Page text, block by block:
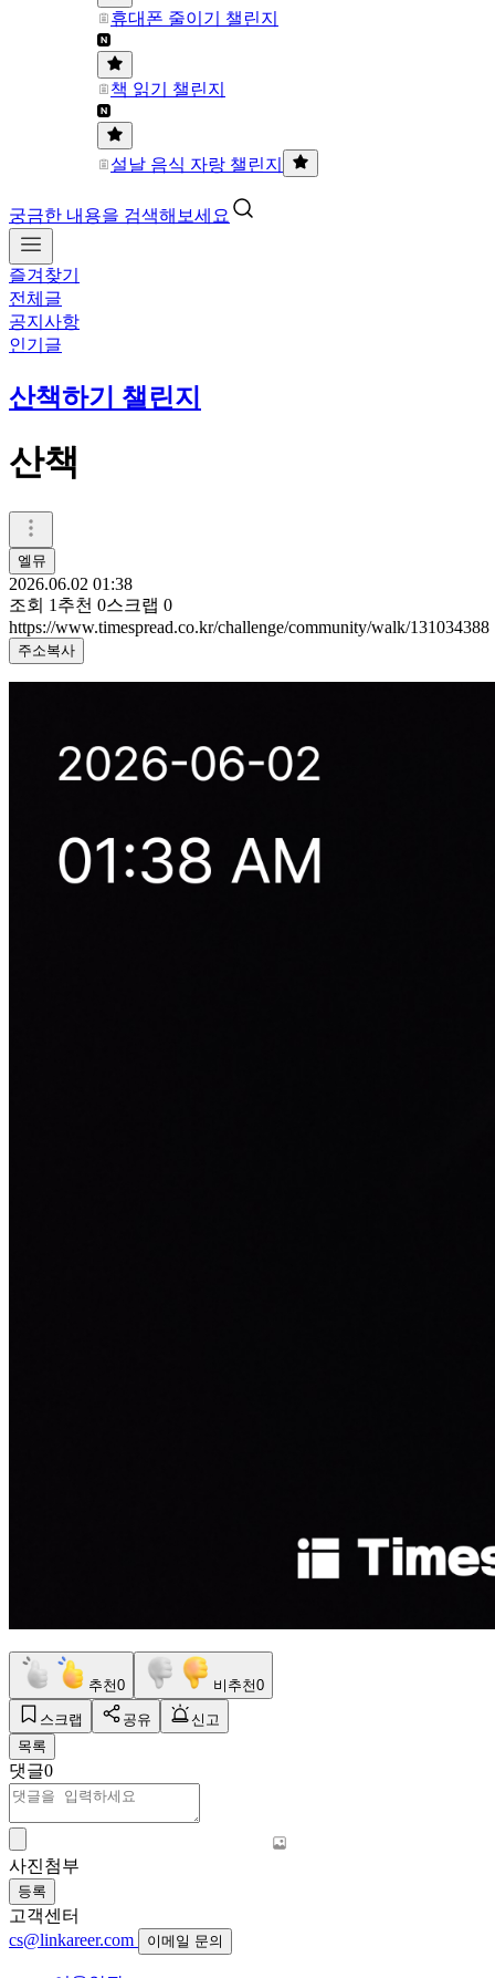
휴대폰 줄이기 챌린지
책 읽기 챌린지
설날 음식 자랑 챌린지
궁금한 내용을 검색해보세요
즐겨찾기
전체글
공지사항
인기글
산책하기 챌린지
산책
엘뮤
2026.06.02 01:38
조회 1 추천 0스크랩 0
https://www.timespread.co.kr/challenge/community/walk/131034388
주소복사
추천0 비추천0
스크랩 공유
신고
목록
댓글0
사진첨부
등록
고객센터
cs@linkareer.com
이메일 문의